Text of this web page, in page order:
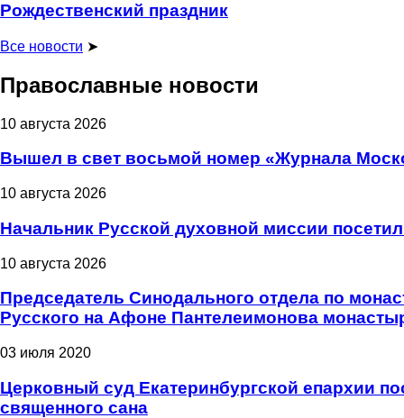
Рождественский праздник
Все новости ➤
Православные новости
10 августа 2026
Вышел в свет восьмой номер «Журнала
10 августа 2026
Начальник Русской духовной миссии
10 августа 2026
Председатель Синодального отдела по
Русского на Афоне Пантелеимонова
03 июля 2020
Церковный суд Екатеринбургской епархии
священного сана